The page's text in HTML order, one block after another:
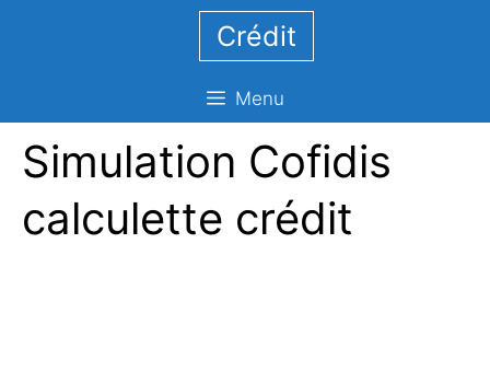
Crédit
Menu
Simulation Cofidis
calculette crédit